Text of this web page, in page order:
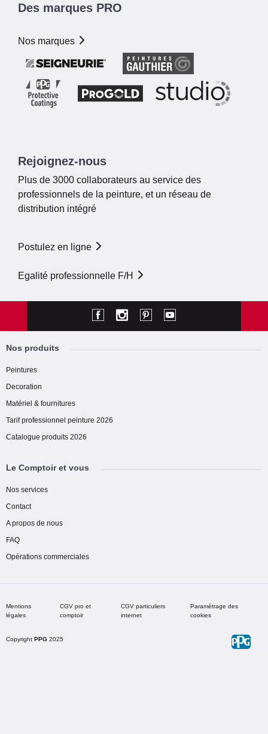
Des marques PRO
Nos marques
Rejoignez-nous
Plus de 3000 collaborateurs au service des
professionnels de la peinture, et un réseau de
distribution intégré
Postulez en ligne
Egalité professionnelle F/H
Nos produits
Peintures
Decoration
Matériel & fournitures
Tarif professionnel peinture 2026
Catalogue produits 2026
Le Comptoir et vous
Nos services
Contact
A propos de nous
FAQ
Opérations commerciales
Mentions
légales
CGV pro et
comptoir
CGV particuliers
internet
Paramétrage des
cookies
Copyright PPG 2025